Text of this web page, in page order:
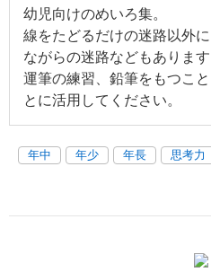
幼児向けのめいろ集。
線をたどるだけの迷路以外
ながらの迷路などもあります
運筆の練習、鉛筆をもつこ
とに活用してください。
年中 年少 年長 思考力